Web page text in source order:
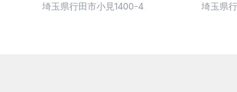
埼玉県行田市小見1400-4 埼玉県